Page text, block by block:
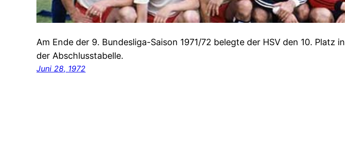
Am Ende der 9. Bundesliga-Saison 1971/72 belegte der HSV den 10. Platz in
der Abschlusstabelle.
Juni 28, 1972